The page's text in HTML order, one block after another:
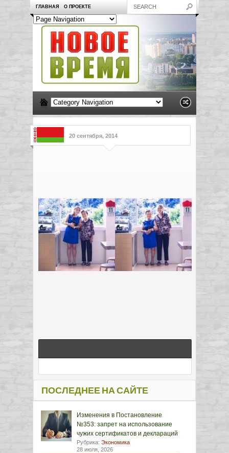
ГЛАВНАЯ О ПРОЕКТЕ
20 сентября, 2014
ПОСЛЕДНЕЕ НА САЙТЕ
Изменения в Постановление
№353: запрет на использование
чужих сертификатов и деклараций
Рубрика: Экономика
28 июля, 2026